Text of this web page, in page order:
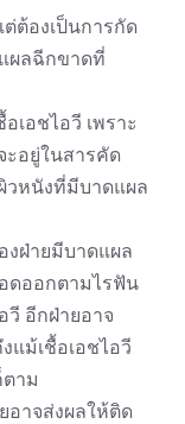
ต้องเป็นการกัด
ผลฉีกขาดที่
เอชไอวี เพราะ
ะอยู่ในสารคัด
วหนังที่มีบาดแผล
งฝ่ายมีบาดแผล
ดออกตามไรฟัน
วี อีกฝ่ายอาจ
แม้เชื้อเอชไอวี
าม
อาจส่งผลให้ติด